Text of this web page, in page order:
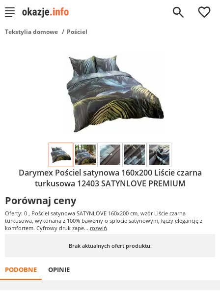
0
Tekstylia domowe Pościel
Darymex Pościel satynowa 160x200 Liście czarna
turkusowa 12403 SATYNLOVE PREMIUM
Porównaj ceny
Oferty: 0 , Pościel satynowa SATYNLOVE 160x200 cm, wzór Liście czarna
turkusowa, wykonana z 100% bawełny o splocie satynowym, łączy elegancję z
komfortem. Cyfrowy druk zape... rozwiń
Brak aktualnych ofert produktu.
PODOBNE OPINIE